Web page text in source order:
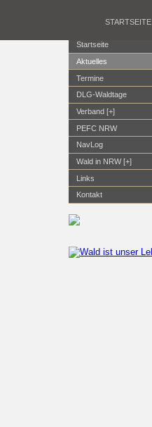
STARTSEITE
Startseite
Aktuelles
Termine
DLG-Waldtage
Verband [+]
PEFC NRW
NavLog
Wald in NRW [+]
Links
Kontakt